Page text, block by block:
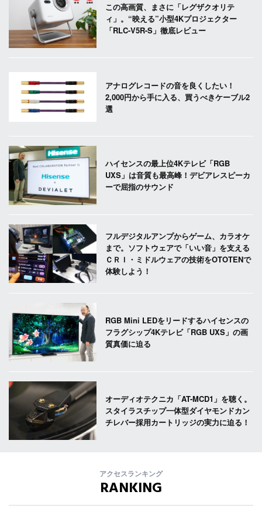
この高画質、まさに「レグザクオリテ
ィ」。“映える”小型4Kプロジェクター
「RLC-V5R-S」徹底レビュー
アナログレコードの音を良くしたい！
2,000円から手に入る、買うべきケーブル2
選
ハイセンスの最上位4Kテレビ「RGB
UXS」は音質も最高峰！デビアレスピーカ
ーで屈指のサウンド
フルデジタルアンプからゲーム、カラオケ
まで。ソフトウェアで「いい音」を支える
ＣＲＩ・ミドルウェアの技術をOTOTENで
体験しよう！
RGB Mini LEDをリードするハイセンスの
フラグシップ4Kテレビ「RGB UXS」の画
質真価に迫る
オーディオテクニカ「AT-MCD1」を聴く。
スタイラスチップ一体型ダイヤモンドカン
チレバー採用カートリッジの実力に迫る！
アクセスランキング
RANKING